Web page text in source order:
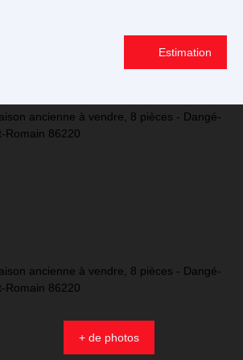
Estimation
+ de photos